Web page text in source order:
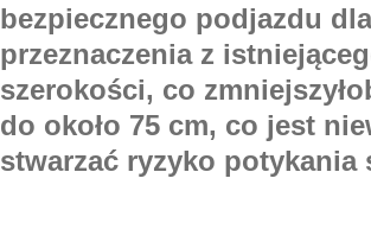
bezpiecznego podjazdu
przeznaczenia z
szerokości, co
do około 75 cm, co jest
stwarzać ryzyko